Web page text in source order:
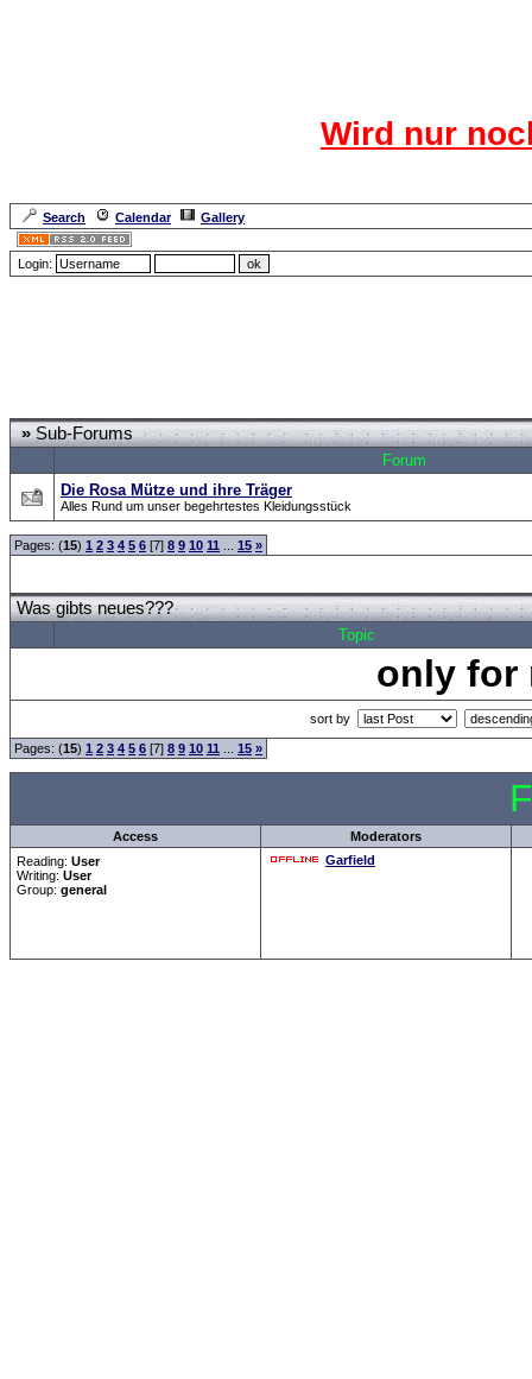
Wird nur
Search Calendar
Gallery
Login:
»Sub-Forums
Forum
Die Rosa Mütze und ihre Träger
Alles Rund um unser begehrtestes Kleidungsstück
Pages: (15) 1 2 3 4 5 6 [7] 8 9 10 11 15 »
Was gibts neues???
Topic
only for
sort by
Pages: (15) 1 2 3 4 5 6 [7] 8 9 10 11 15 »
Access
Moderators
Reading: User
Writing: User
Group: general
Garfield